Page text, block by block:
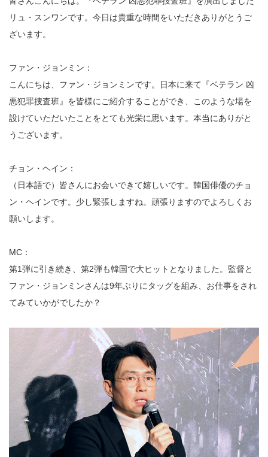
リュ・スンワンです。今日は貴重な時間をいただきありがとうご
ざいます。
ファン・ジョンミン：
こんにちは、ファン・ジョンミンです。日本に来て『ベテラン 凶
悪犯罪捜査班』を皆様にご紹介することができ、このような場を
設けていただいたことをとても光栄に思います。本当にありがと
うございます。
チョン・ヘイン：
（日本語で）皆さんにお会いできて嬉しいです。韓国俳優のチョ
ン・ヘインです。少し緊張しますね。頑張りますのでよろしくお
願いします。
MC：
第1弾に引き続き、第2弾も韓国で大ヒットとなりました。監督と
ファン・ジョンミンさんは9年ぶりにタッグを組み、お仕事をされ
てみていかがでしたか？